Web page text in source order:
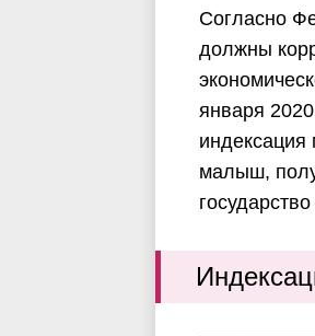
Согласно
должны
января
индексация
малыш,